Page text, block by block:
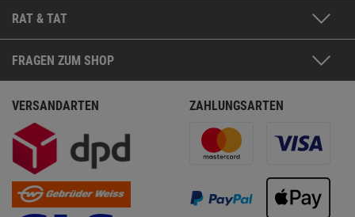
RAT & TAT
FRAGEN ZUM SHOP
VERSANDARTEN ZAHLUNGSARTEN